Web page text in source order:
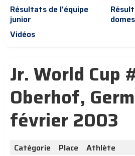
Résultats de l'équipe
junior
Vidéos
Jr. World Cup
Oberhof,
février 2003
Catégorie Place Athlète